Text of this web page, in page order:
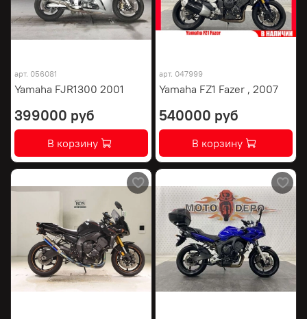
арт. 056081
Yamaha FJR1300 2001
399000 руб
В корзину
арт. 047999
Yamaha FZ1 Fazer , 2007
540000 руб
В корзину